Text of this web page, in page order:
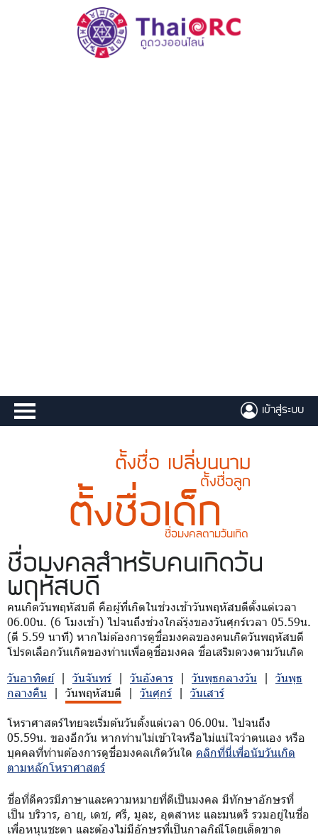
เข้าสู่ระบบ
ตั้งชื่อ เปลี่ยนนาม
ตั้งชื่อลูก
ตั้งชื่อเด็ก
ชื่อมงคลตามวันเกิด
ชื่อมงคลสำหรับคนเกิดวัน
พฤหัสบดี
คนเกิดวันพฤหัสบดี คือผู้ที่เกิดในช่วงเช้าวันพฤหัสบดีตั้งแต่เวลา
06.00น. (6 โมงเช้า) ไปจนถึงช่วงใกล้รุ่งของวันศุกร์เวลา 05.59น.
(ตี 5.59 นาที) หากไม่ต้องการดูชื่อมงคลของคนเกิดวันพฤหัสบดี
โปรดเลือกวันเกิดของท่านเพื่อดูชื่อมงคล ชื่อเสริมดวงตามวันเกิด
วันอาทิตย์| วันจันทร์ | วันอังคาร | วันพุธกลางวัน | วันพุธ
กลางคืน | วันพฤหัสบดี | วันศุกร์ | วันเสาร์
โหราศาสตร์ไทยจะเริ่มต้นวันตั้งแต่เวลา 06.00น. ไปจนถึง
05.59น. ของอีกวัน หากท่านไม่เข้าใจหรือไม่แน่ใจว่าตนเอง หรือ
บุคคลที่ท่านต้องการดูชื่อมงคลเกิดวันใด คลิกที่นี่เพื่อนับวันเกิด
ตามหลักโหราศาสตร์
ชื่อที่ดีควรมีภาษาและความหมายที่ดีเป็นมงคล มีทักษาอักษรที่
เป็น บริวาร, อายุ, เดช, ศรี, มูละ, อุตสาหะ และมนตรี รวมอยู่ในชื่อ
เพื่อหนุนชะตา และต้องไม่มีอักษรที่เป็นกาลกิณีโดยเด็ดขาด